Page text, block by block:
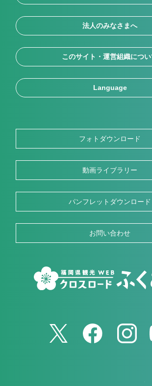
法人のみなさまへ
このサイト・運営組織につい
Language
フォトダウンロード
動画ライブラリー
パンフレットダウンロード
お問い合わせ